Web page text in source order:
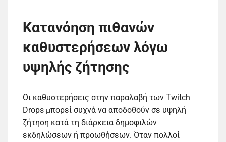
Κατανόηση πιθανών
καθυστερήσεων λόγω
υψηλής ζήτησης
Οι καθυστερήσεις στην παραλαβή των Twitch
Drops μπορεί συχνά να αποδοθούν σε υψηλή
ζήτηση κατά τη διάρκεια δημοφιλών
εκδηλώσεων ή προωθήσεων. Όταν πολλοί